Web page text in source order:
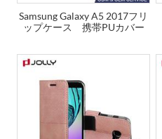
Samsung Galaxy A5 2017フリ
ップケース 携帯PUカバー